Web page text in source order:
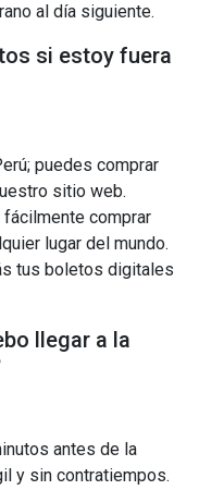
al día siguiente.
si estoy fuera
puedes comprar
sitio web.
comprar
lugar del mundo.
tus boletos digitales
llegar a la
antes de la
y sin contratiempos.